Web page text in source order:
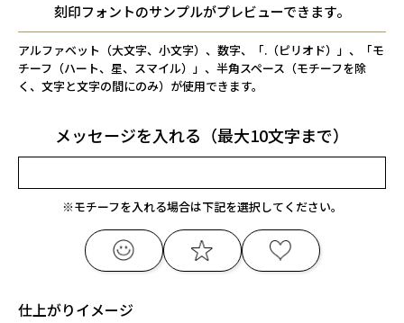
刻印フォントのサンプルがプレビューできます。
アルファベット（大文字、小文字）、数字、「.（ピリオド）」、「モ
チーフ（ハート、星、スマイル）」、半角スペース（モチーフを除
く、文字と文字の間にのみ）が使用できます。
メッセージを入れる（最大10文字まで）
※モチーフを入れる場合は下記を選択してください。
仕上がりイメージ